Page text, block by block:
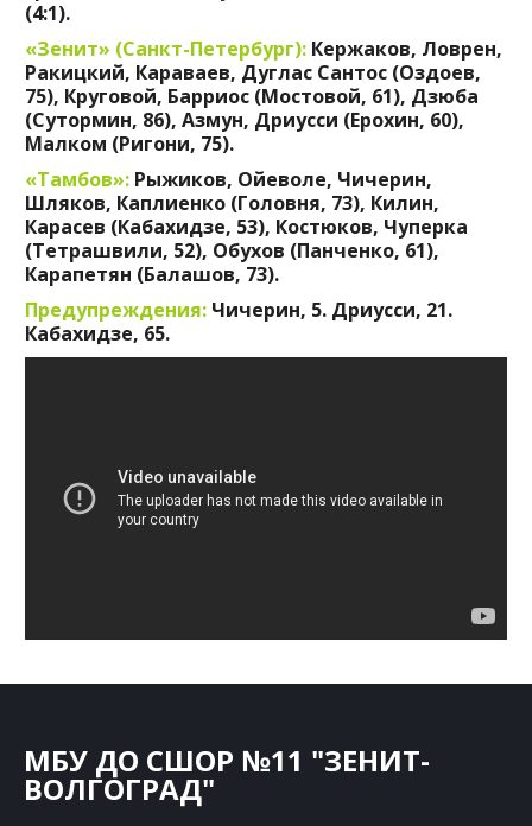
(4:1).
«Зенит» (Санкт-Петербург): Кержаков, Ловрен,
Ракицкий, Караваев, Дуглас Сантос (Оздоев,
75), Круговой, Барриос (Мостовой, 61), Дзюба
(Сутормин, 86), Азмун, Дриусси (Ерохин, 60),
Малком (Ригони, 75).
«Тамбов»: Рыжиков, Ойеволе, Чичерин,
Шляков, Каплиенко (Головня, 73), Килин,
Карасев (Кабахидзе, 53), Костюков, Чуперка
(Тетрашвили, 52), Обухов (Панченко, 61),
Карапетян (Балашов, 73).
Предупреждения: Чичерин, 5. Дриусси, 21.
Кабахидзе, 65.
МБУ ДО СШОР №11 "ЗЕНИТ-
ВОЛГОГРАД"